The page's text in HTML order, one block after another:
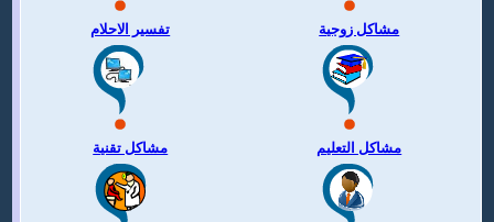
تفسير الاحلام مشاكل زوجية
مشاكل تقنية مشاكل التعليم